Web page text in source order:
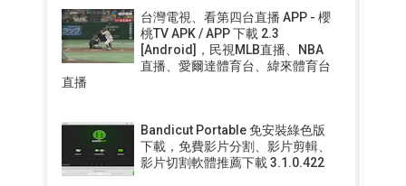
台灣電視、看第四台直播 APP - 櫻
桃TV APK / APP 下載 2.3
[Android]，民視MLB直播、NBA
直播、愛爾達體育台、緯來體育台
直播
Bandicut Portable 免安裝綠色版
下載，免費影片分割、影片剪輯、
影片切割軟體推薦下載 3.1.0.422